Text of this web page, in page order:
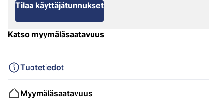
Tilaa käyttäjätunnukset
Katso myymäläsaatavuus
Tuotetiedot
Myymäläsaatavuus